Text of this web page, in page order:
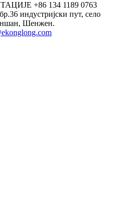
+86 134 1189 0763
индустријски пут, село
Шенжен.